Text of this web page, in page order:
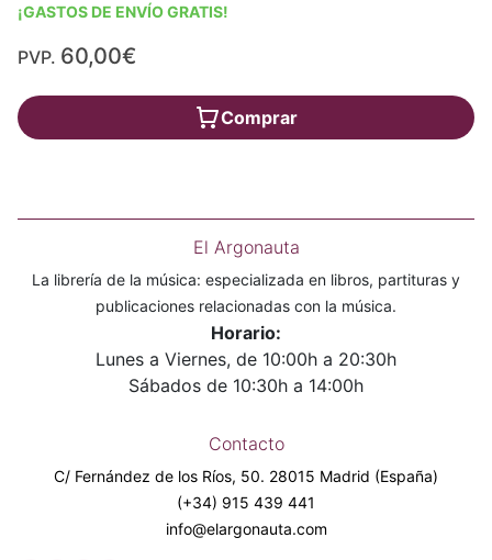
¡GASTOS DE ENVÍO GRATIS!
PVP. 60,00€
Comprar
El Argonauta
La librería de la música: especializada en libros, partituras y
publicaciones relacionadas con la música.
Horario:
Lunes a Viernes, de 10:00h a 20:30h
Sábados de 10:30h a 14:00h
Contacto
C/ Fernández de los Ríos, 50. 28015 Madrid (España)
(+34) 915 439 441
info@elargonauta.com